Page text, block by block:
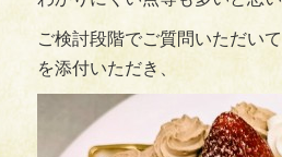
ご検討段階でご質問いただい
を添付いただき、